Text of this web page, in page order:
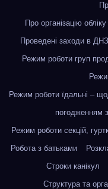
Про організацію
Проведені заходи в ДНЗ
Режим роботи груп
Режим роботи їдальні –
погодженням
Режим роботи секцій,
Робота з батьками
Строки канікул
Структура та